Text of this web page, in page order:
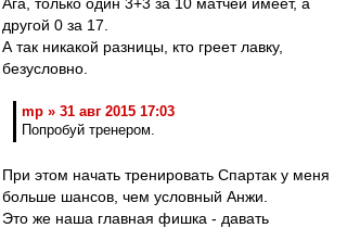
другой 0 за 17.
А так никакой разницы, кто греет лавку,
безусловно.
mp » 31 авг 2015 17:03
Попробуй тренером.
При этом начать тренировать Спартак у меня
больше шансов, чем условный Анжи.
Это же наша главная фишка - давать